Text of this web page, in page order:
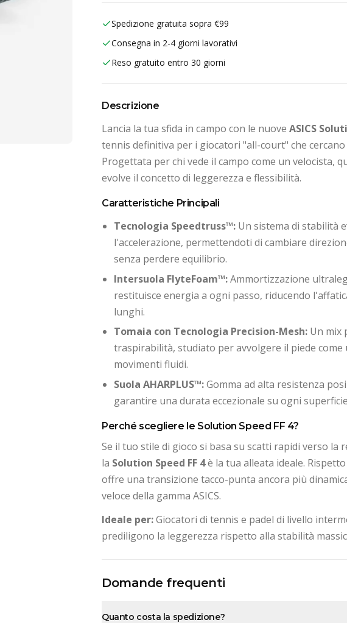
Spedizione gratuita sopra €99
Consegna in 2-4 giorni lavorativi
Reso gratuito entro 30 giorni
Descrizione
Lancia la tua sfida in campo con le nuove ASICS
tennis definitiva per i giocatori "all-court" che
Progettata per chi vede il campo come un velocista,
evolve il concetto di leggerezza e flessibilità.
Caratteristiche Principali
Tecnologia Speedtruss™: Un sistema di stabilità
l'accelerazione, permettendoti di cambiare
senza perdere equilibrio.
Intersuola FlyteFoam™:Ammortizzazione
restituisce energia a ogni passo, riducendo
lunghi.
Tomaia con Tecnologia Precision-Mesh: Un mix
traspirabilità, studiato per avvolgere il piede come
movimenti fluidi.
Suola AHARPLUS™:Gomma ad alta resistenza
garantire una durata eccezionale su ogni
Perché scegliere le Solution Speed FF 4?
Se il tuo stile di gioco si basa su scatti rapidi verso la
la Solution Speed FF 4è la tua alleata ideale.
offre una transizione tacco-punta ancora più
veloce della gamma ASICS.
Ideale per:Giocatori di tennis e padel di livello
prediligono la leggerezza rispetto alla stabilità
Domande frequenti
Quanto costa la spedizione?